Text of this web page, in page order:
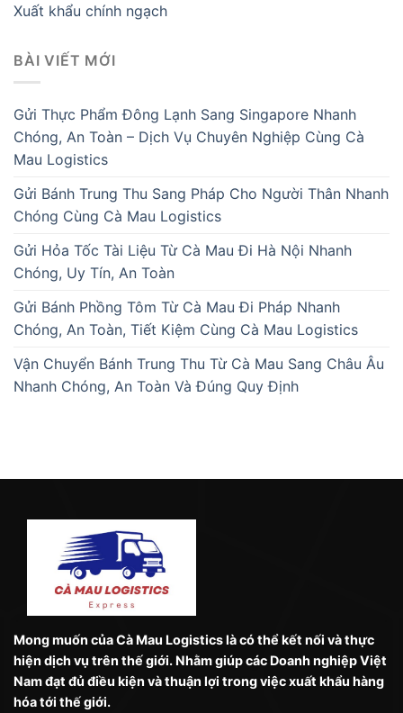
Xuất khẩu chính ngạch
BÀI VIẾT MỚI
Gửi Thực Phẩm Đông Lạnh Sang Singapore Nhanh
Chóng, An Toàn – Dịch Vụ Chuyên Nghiệp Cùng Cà
Mau Logistics
Gửi Bánh Trung Thu Sang Pháp Cho Người Thân Nhanh
Chóng Cùng Cà Mau Logistics
Gửi Hỏa Tốc Tài Liệu Từ Cà Mau Đi Hà Nội Nhanh
Chóng, Uy Tín, An Toàn
Gửi Bánh Phồng Tôm Từ Cà Mau Đi Pháp Nhanh
Chóng, An Toàn, Tiết Kiệm Cùng Cà Mau Logistics
Vận Chuyển Bánh Trung Thu Từ Cà Mau Sang Châu Âu
Nhanh Chóng, An Toàn Và Đúng Quy Định
Mong muốn của Cà Mau Logistics là có thể kết nối và thực
hiện dịch vụ trên thế giới. Nhằm giúp các Doanh nghiệp Việt
Nam đạt đủ điều kiện và thuận lợi trong việc xuất khẩu hàng
hóa tới thế giới.